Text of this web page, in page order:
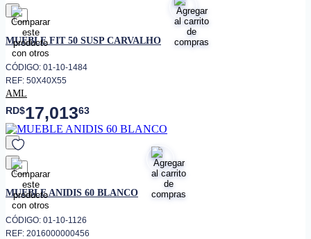
favorito
MUEBLE FIT 50 SUSP CARVALHO
CÓDIGO: 01-10-1484
REF: 50X40X55
AML
RD$17,01363
favorito
MUEBLE ANIDIS 60 BLANCO
CÓDIGO: 01-10-1126
REF: 2016000000456